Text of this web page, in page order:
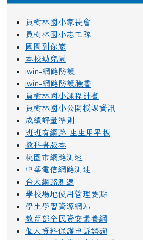
員樹林國小家長會
員樹林國小志工隊
國圖到你家
本校幼兒園
iwin-網路防護
iwin-網路防護臉書
員樹林國小課程計畫
員樹林國小公開授課資訊
成績評量準則
班班有網路 生生用平板
教科書版本
桃園市網路測速
中華電信網路測速
台大網路測速
學校場地使用管理要點
學生學習資源網站
教育部全民資安素養網
個人資料保護申訴諮詢